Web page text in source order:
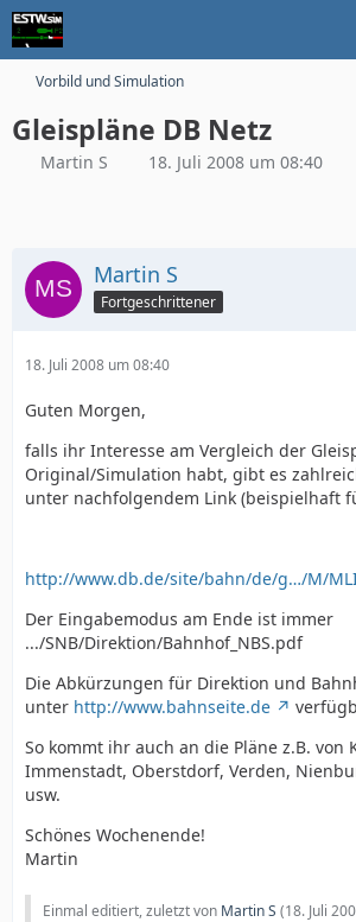
Vorbild und Simulation
Gleispläne DB Netz
Martin S 18. Juli 2008 um 08:40
Martin S
Fortgeschrittener
18. Juli 2008 um 08:40
Guten Morgen,
falls ihr Interesse am Vergleich der
Original/Simulation habt, gibt es
unter nachfolgendem Link (beispielhaft
http://www.db.de/site/bahn/de/g…/M/
Der Eingabemodus am Ende ist immer
.../SNB/Direktion/Bahnhof_NBS.pdf
Die Abkürzungen für Direktion und
unter http://www.bahnseite.de
So kommt ihr auch an die Pläne z.B. von
Immenstadt, Oberstdorf, Verden,
usw.
Schönes Wochenende!
Martin
Einmal editiert, zuletzt von Martin S (18. Juli